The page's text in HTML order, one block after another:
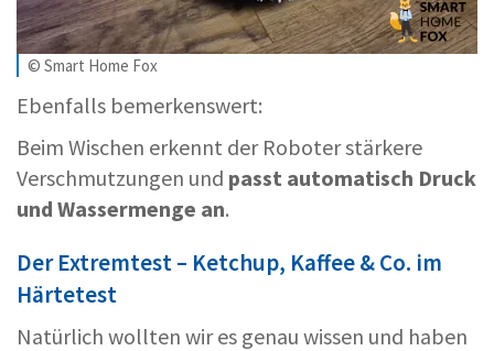
© Smart Home Fox
Ebenfalls bemerkenswert:
Beim Wischen erkennt der Roboter stärkere
Verschmutzungen und passt automatisch Druck
und Wassermenge an.
Der Extremtest – Ketchup, Kaffee & Co. im
Härtetest
Natürlich wollten wir es genau wissen und haben